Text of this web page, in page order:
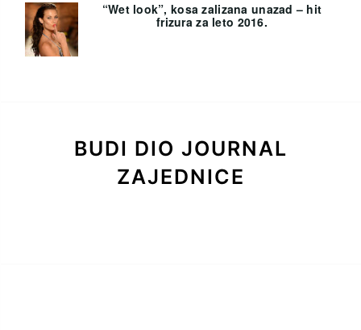
“Wet look”, kosa zalizana unazad – hit
frizura za leto 2016.
BUDI DIO JOURNAL
ZAJEDNICE